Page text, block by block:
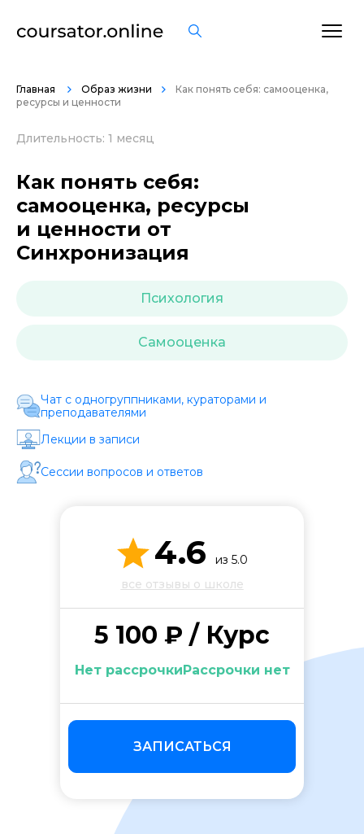
Главная Образ жизни
Как понять себя: самооценка,
ресурсы и ценности
Длительность: 1 месяц
Как понять себя:
самооценка, ресурсы
и ценности от
Синхронизация
Психология
Самооценка
Чат с одногруппниками, кураторами и
преподавателями
Лекции в записи
Сессии вопросов и ответов
4.6
из 5.0
все отзывы о школе
5 100 ₽ / Курс
Нет рассрочкиРассрочки нет
ЗАПИСАТЬСЯ
Уровень организации *